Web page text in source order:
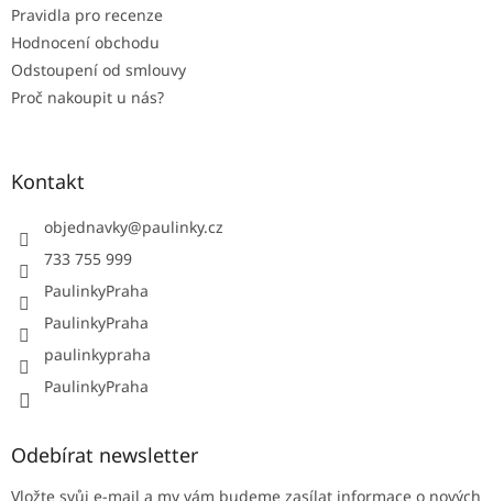
Pravidla pro recenze
Hodnocení obchodu
Odstoupení od smlouvy
Proč nakoupit u nás?
Kontakt
objednavky@paulinky.cz
733 755 999
PaulinkyPraha
PaulinkyPraha
paulinkypraha
PaulinkyPraha
Odebírat newsletter
Vložte svůj e-mail a my vám budeme zasílat informace o nových